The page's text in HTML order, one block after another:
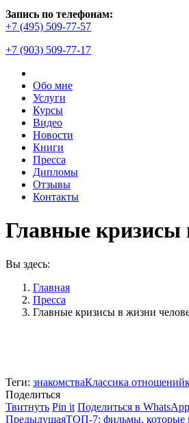
Запись по телефонам:
+7 (495) 509-77-57
+7 (903) 509-77-17
Обо мне
Услуги
Курсы
Видео
Новости
Книги
Пресса
Дипломы
Отзывы
Контакты
Главные кризисы
Вы здесь:
Главная
Пресса
Главные кризисы в жизни
Теги: знакомстваКлассика отношений
Поделиться
ТвитнутьПоделиться
в
Pin itПоделиться
в
Поделиться в WhatsApp
ПредыдущаяПредыдущая
ТОП-7: фильмы, которые